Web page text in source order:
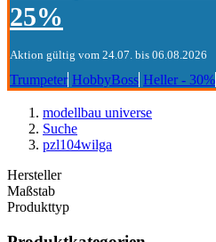
25%
Aktion gültig vom 24.07. bis 06.08.2026
Trumpeter HobbyBoss Heller - 30%
modellbau universe
Suche
pzl104wilga
Hersteller
Maßstab
Produkttyp